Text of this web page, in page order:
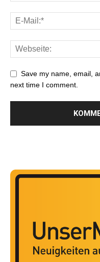
Save my name, email,
next time I comment.